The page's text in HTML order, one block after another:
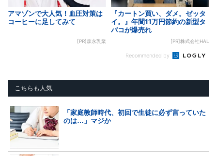
アマゾンで大人気！血圧対策は
コーヒーに足してみて
[PR]森永乳業
『カートン買い、ダメ。ゼッタ
イ。』年間11万円節約の新型タ
バコが爆売れ
[PR]株式会社HAL
Recommended by
こちらも人気
「家庭教師時代、初回で生徒に必ず言っていた
のは…」マジか